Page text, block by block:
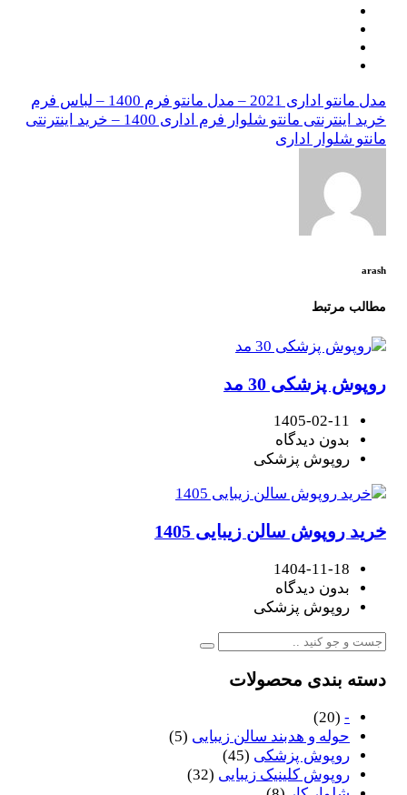
مدل مانتو اداری 2021 – مدل مانتو فرم 1400 – لباس فرم
خرید اینترنتی مانتو شلوار فرم اداری 1400 – خرید اینترنتی
مانتو شلوار اداری
arash
مطالب مرتبط
روپوش پزشکی 30 مد
1405-02-11
بدون دیدگاه
روپوش پزشکی
خرید روپوش سالن زیبایی 1405
1404-11-18
بدون دیدگاه
روپوش پزشکی
دسته بندی محصولات
-
(20)
حوله و هدبند سالن زیبایی (5)
روپوش پزشکی (45)
روپوش کلینیک زیبایی (32)